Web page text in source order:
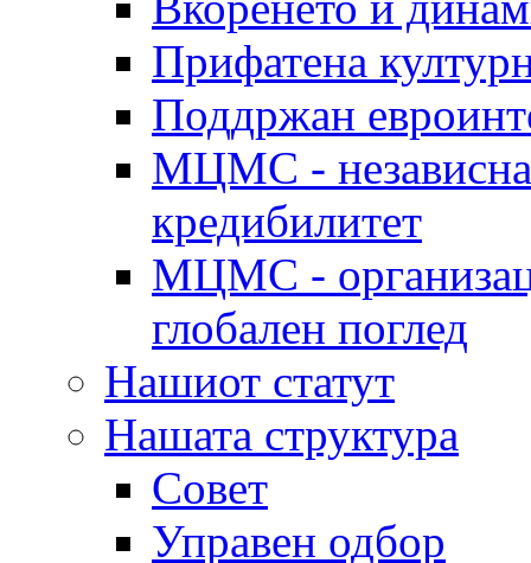
Прифатена
Поддржан
МЦМС - независна
кредибилитет
МЦМС -
глобален поглед
Нашиот статут
Нашата структура
Совет
Управен одбор